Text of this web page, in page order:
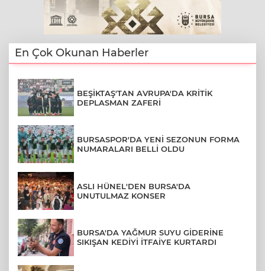
En Çok Okunan Haberler
BEŞİKTAŞ'TAN AVRUPA'DA KRİTİK
DEPLASMAN ZAFERİ
BURSASPOR'DA YENİ SEZONUN FORMA
NUMARALARI BELLİ OLDU
ASLI HÜNEL'DEN BURSA'DA
UNUTULMAZ KONSER
BURSA'DA YAĞMUR SUYU GİDERİNE
SIKIŞAN KEDİYİ İTFAİYE KURTARDI